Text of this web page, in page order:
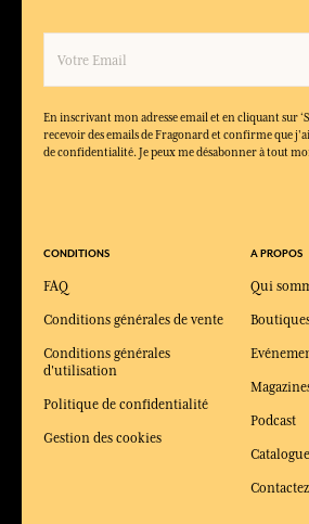
Quels produits composent la collection
des pochettes parfumées et des coffrets
En inscrivant mon adresse email et en cliquant sur
recevoir des emails de Fragonard et confirme que
de confidentialité. Je peux me désabonner à tout
CONDITIONS
FAQ
Conditions générales de vente
Conditions générales
d'utilisation
Politique de confidentialité
Gestion des cookies
A PROPOS
Qui
Podcast
Catalogue